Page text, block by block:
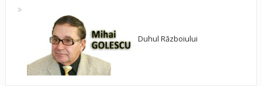
Duhul Războiului